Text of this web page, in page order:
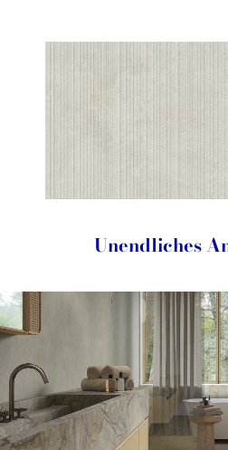
Unendliches